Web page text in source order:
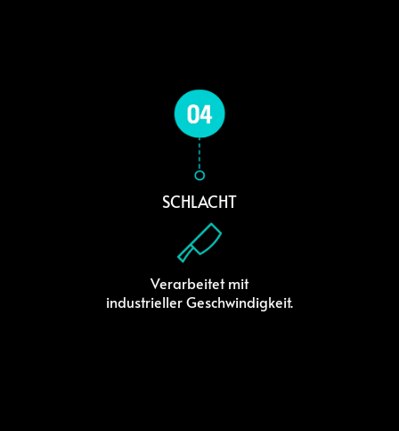
SCHLACHT
Verarbeitet mit
industrieller Geschwindigkeit.